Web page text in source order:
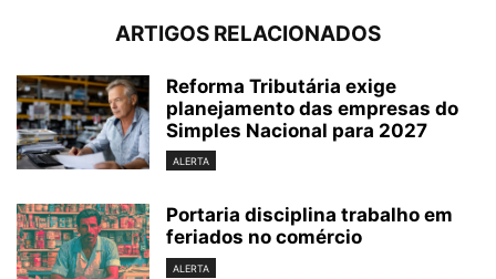
ARTIGOS RELACIONADOS
Reforma Tributária exige
planejamento das empresas do
Simples Nacional para 2027
ALERTA
Portaria disciplina trabalho em
feriados no comércio
ALERTA